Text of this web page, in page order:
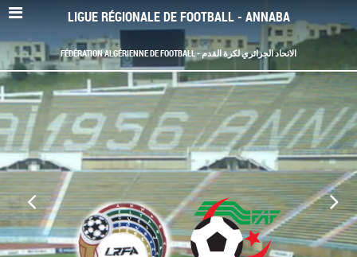
LIGUE RÉGIONALE DE FOOTBALL - ANNABA
FÉDÉRATION ALGÉRIENNE DE FOOTBALL - الاتحاد الجزائري لكرة القدم